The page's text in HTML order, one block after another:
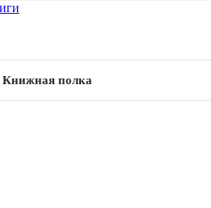
Книжная полка